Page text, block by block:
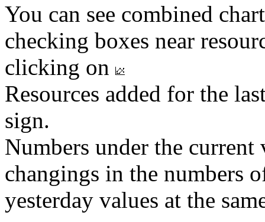
You can see combined
checking boxes near
clicking on
Resources added for the
sign.
Numbers under the
changings in the numbers
yesterday values at the